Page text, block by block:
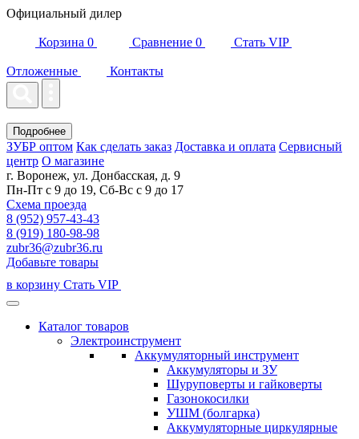
Официальный дилер
Корзина 0 Сравнение 0 Стать VIP
Отложенные Контакты
Подробнее
ЗУБР оптом Как сделать заказ Доставка и оплата Сервисный
центр О магазине
г. Воронеж, ул. Донбасская, д. 9
Пн-Пт с 9 до 19, Сб-Вс с 9 до 17
Схема проезда
8 (952) 957-43-43
8 (919) 180-98-98
zubr36@zubr36.ru
Добавьте товары
в корзину Стать VIP
Каталог товаров
Электроинструмент
Аккумуляторный инструмент
Аккумуляторы и ЗУ
Шуруповерты и гайковерты
Газонокосилки
УШМ (болгарка)
Аккумуляторные циркулярные